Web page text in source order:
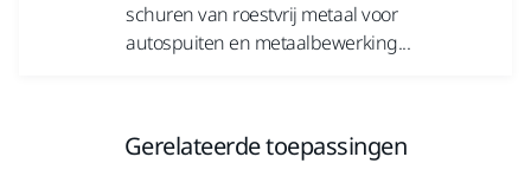
schuren van roestvrij metaal voor
autospuiten en metaalbewerking...
Gerelateerde toepassingen